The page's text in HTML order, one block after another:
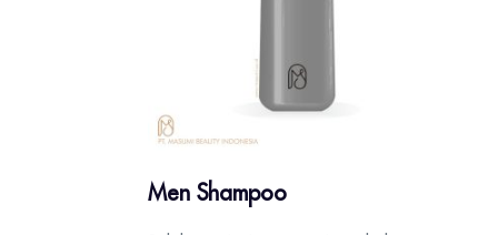
Men Shampoo